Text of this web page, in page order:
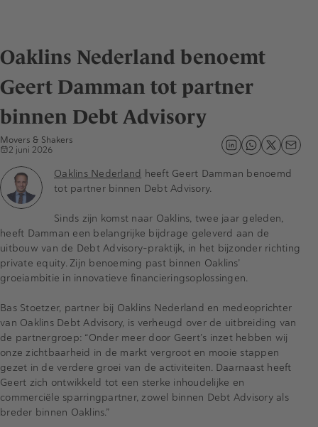
Oaklins Nederland benoemt
Geert Damman tot partner
binnen Debt Advisory
Movers & Shakers
2 juni 2026
Oaklins Nederland heeft Geert Damman benoemd
tot partner binnen Debt Advisory.
Sinds zijn komst naar Oaklins, twee jaar geleden,
heeft Damman een belangrijke bijdrage geleverd aan de
uitbouw van de Debt Advisory-praktijk, in het bijzonder richting
private equity. Zijn benoeming past binnen Oaklins’
groeiambitie in innovatieve financieringsoplossingen.
Bas Stoetzer, partner bij Oaklins Nederland en medeoprichter
van Oaklins Debt Advisory, is verheugd over de uitbreiding van
de partnergroep: “Onder meer door Geert’s inzet hebben wij
onze zichtbaarheid in de markt vergroot en mooie stappen
gezet in de verdere groei van de activiteiten. Daarnaast heeft
Geert zich ontwikkeld tot een sterke inhoudelijke en
commerciële sparringpartner, zowel binnen Debt Advisory als
breder binnen Oaklins.”